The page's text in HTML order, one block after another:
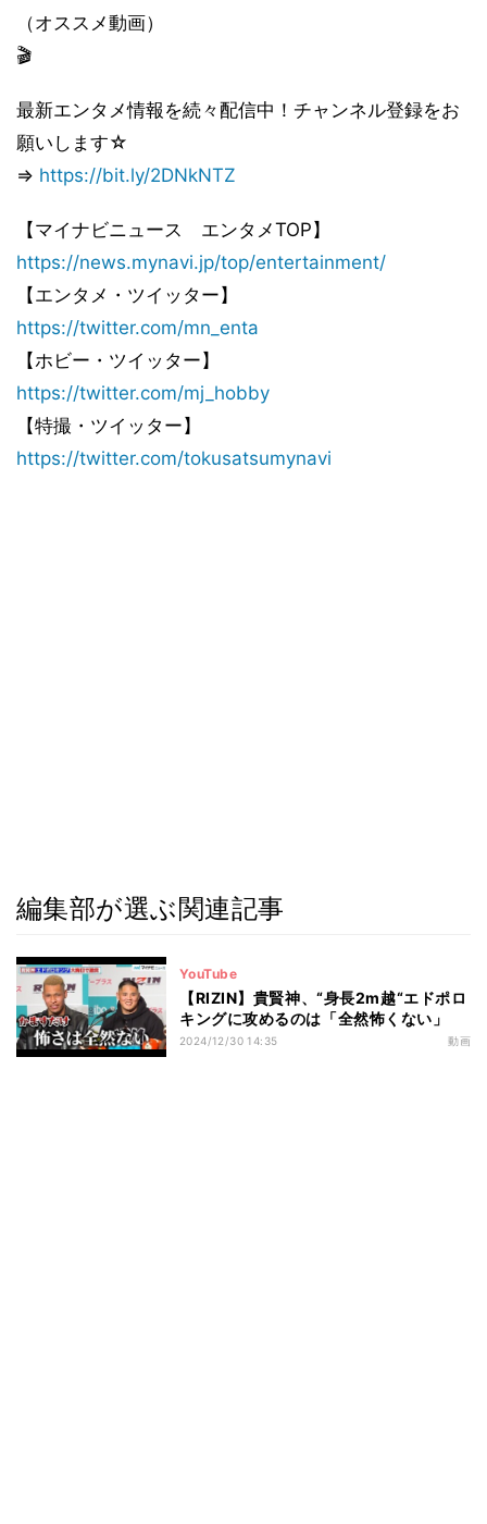
（オススメ動画）
🎬
最新エンタメ情報を続々配信中！チャンネル登録をお
願いします☆
⇒ https://bit.ly/2DNkNTZ
【マイナビニュース エンタメTOP】
https://news.mynavi.jp/top/entertainment/
【エンタメ・ツイッター】
https://twitter.com/mn_enta
【ホビー・ツイッター】
https://twitter.com/mj_hobby
【特撮・ツイッター】
https://twitter.com/tokusatsumynavi
編集部が選ぶ関連記事
YouTube
【RIZIN】貴賢神、“身長2m越“エドポロ
キングに攻めるのは「全然怖くない」
2024/12/30 14:35 動画